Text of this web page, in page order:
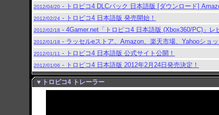
2012/04/20 - トロピコ4 DLCパック 日本語版 [ダウンロード]
2012/02/24 - トロピコ4 日本語版 発売開始！
2012/02/18 - 4Gamer.net「トロピコ4 日本語版 (Xbox360/PC)」レ
2012/01/18 - ラッセルeストア、Amazon、楽天市場、Yahooショ
2012/01/11 - トロピコ4 日本語版 公式サイト公開！
2012/01/06 - トロピコ4 日本語版 2012年2月24日発売決定！
▼トロピコ4 トレーラー